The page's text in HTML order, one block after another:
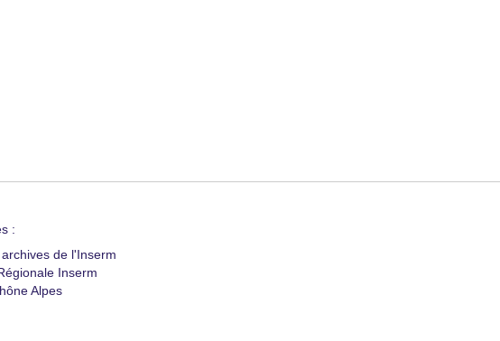
:
de l'Inserm
Inserm
Alpes